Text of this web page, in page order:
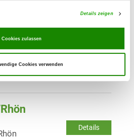
Details zeigen
Cookies zulassen
Cookies verwenden
Details
Rhön
Details